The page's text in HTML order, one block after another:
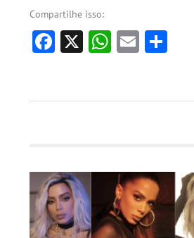
Compartilhe isso:
Facebook
X WhatsApp
Email